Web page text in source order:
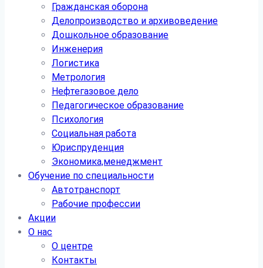
Гражданская оборона
Делопроизводство и архивоведение
Дошкольное образование
Инженерия
Логистика
Метрология
Нефтегазовое дело
Педагогическое образование
Психология
Социальная работа
Юриспруденция
Экономика,менеджмент
Обучение по специальности
Автотранспорт
Рабочие профессии
Акции
О нас
О центре
Контакты